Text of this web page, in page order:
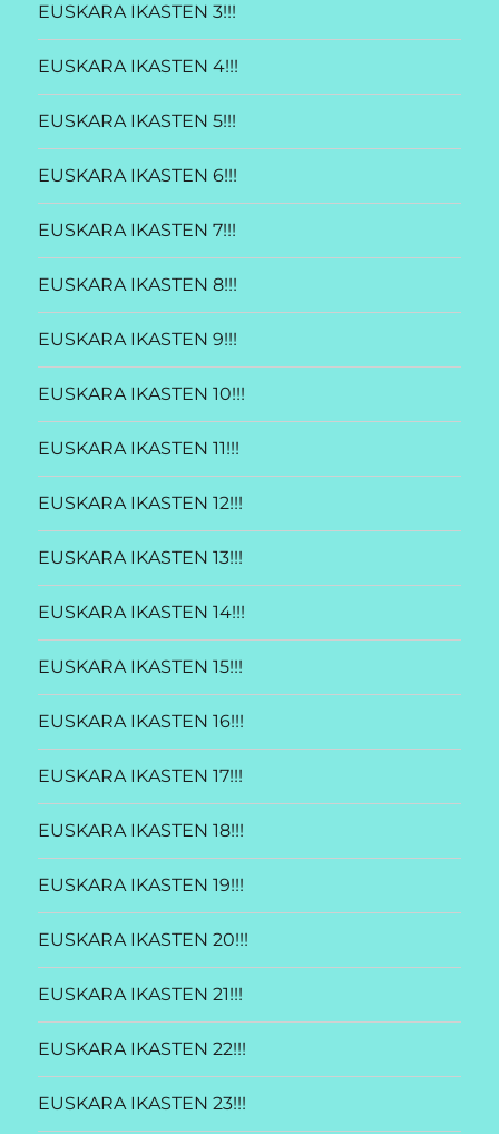
EUSKARA IKASTEN 3!!!
EUSKARA IKASTEN 4!!!
EUSKARA IKASTEN 5!!!
EUSKARA IKASTEN 6!!!
EUSKARA IKASTEN 7!!!
EUSKARA IKASTEN 8!!!
EUSKARA IKASTEN 9!!!
EUSKARA IKASTEN 10!!!
EUSKARA IKASTEN 11!!!
EUSKARA IKASTEN 12!!!
EUSKARA IKASTEN 13!!!
EUSKARA IKASTEN 14!!!
EUSKARA IKASTEN 15!!!
EUSKARA IKASTEN 16!!!
EUSKARA IKASTEN 17!!!
EUSKARA IKASTEN 18!!!
EUSKARA IKASTEN 19!!!
EUSKARA IKASTEN 20!!!
EUSKARA IKASTEN 21!!!
EUSKARA IKASTEN 22!!!
EUSKARA IKASTEN 23!!!